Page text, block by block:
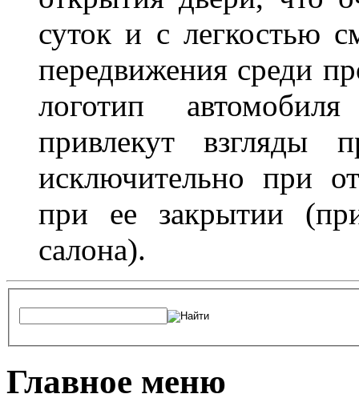
суток и с легкостью
передвижения среди
логотип
привлекут взгляды
исключительно при
при ее закрытии
салона).
Главное меню